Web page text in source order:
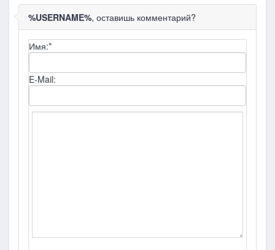
%USERNAME%, оставишь комментарий?
Имя:*
E-Mail: